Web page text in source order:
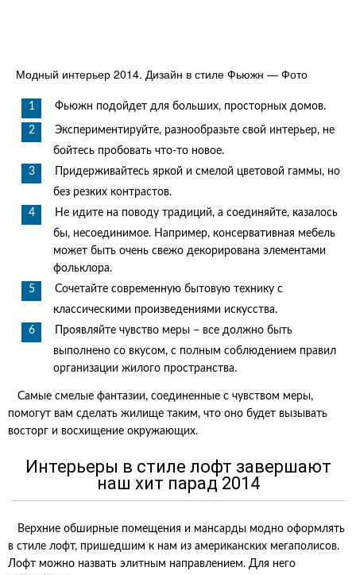
Модный интерьер 2014. Дизайн в стиле Фьюжн — Фото
Фьюжн подойдет для больших, просторных домов.
Экспериментируйте, разнообразьте свой интерьер, не
бойтесь пробовать что-то новое.
Придерживайтесь яркой и смелой цветовой гаммы, но
без резких контрастов.
Не идите на поводу традиций, а соединяйте, казалось
бы, несоединимое. Например, консервативная мебель
может быть очень свежо декорирована элементами
фольклора.
Сочетайте современную бытовую технику с
классическими произведениями искусства.
Проявляйте чувство меры – все должно быть
выполнено со вкусом, с полным соблюдением правил
организации жилого пространства.
Самые смелые фантазии, соединенные с чувством меры,
помогут вам сделать жилище таким, что оно будет вызывать
восторг и восхищение окружающих.
Интерьеры в стиле лофт завершают
наш хит парад 2014
Верхние обширные помещения и мансарды модно оформлять
в стиле лофт, пришедшим к нам из американских мегаполисов.
Лофт можно назвать элитным направлением. Для него